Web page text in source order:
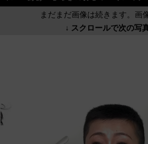
まだまだ画像は続きます。画
↓ スクロールで次の写